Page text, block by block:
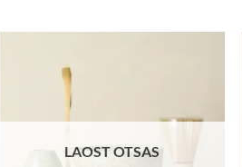
LAOST OTSAS